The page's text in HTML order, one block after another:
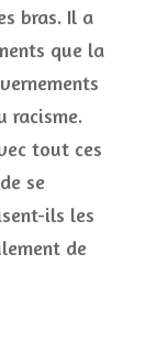
bras. Il a
que la
racisme.
tout ces
se
ils les
de